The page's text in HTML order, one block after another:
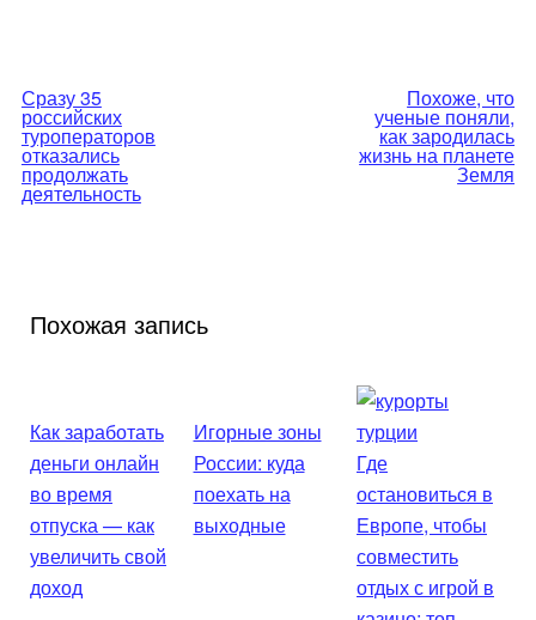
Навигация
по
записям
Сразу 35
российских
туроператоров
отказались
продолжать
деятельность
Похоже, что
ученые поняли,
как зародилась
жизнь на планете
Земля
Похожая запись
Как заработать
деньги онлайн
во время
отпуска — как
увеличить свой
доход
Игорные зоны
России: куда
поехать на
выходные
Где
остановиться в
Европе, чтобы
совместить
отдых с игрой в